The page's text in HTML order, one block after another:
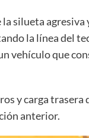
silueta agresiva
la línea del
vehículo que
y carga trasera
anterior.